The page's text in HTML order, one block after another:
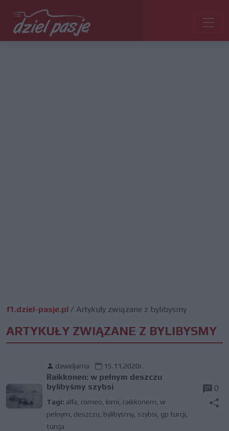
f1.dziel-pasje.pl / Artykuły związane z bylibysmy
ARTYKUŁY ZWIĄZANE Z BYLIBYSMY
dawidjama 15.11.2020r.
Raikkonen: w pełnym deszczu
bylibyśmy szybsi
Tagi: alfa romeo kimi raikkonem w
pelnym deszczu bylibysmy, szybsi gp turcji
turcja
0